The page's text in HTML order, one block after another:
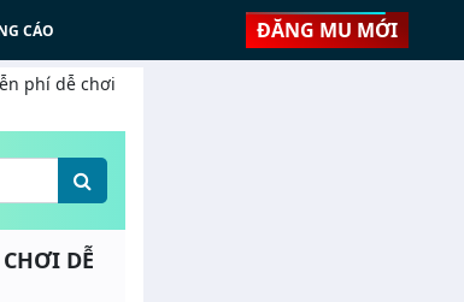
CÁO ĐĂNG MU MỚI
phí dễ chơi
DỄ